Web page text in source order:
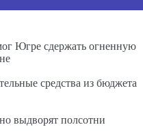
Югре сдержать огненную
средства из бюджета
выдворят полсотни